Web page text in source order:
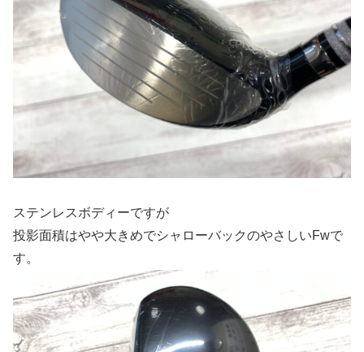
ステンレスボディーですが
投影面積はやや大きめでシャローバックのやさしいFwで
す。